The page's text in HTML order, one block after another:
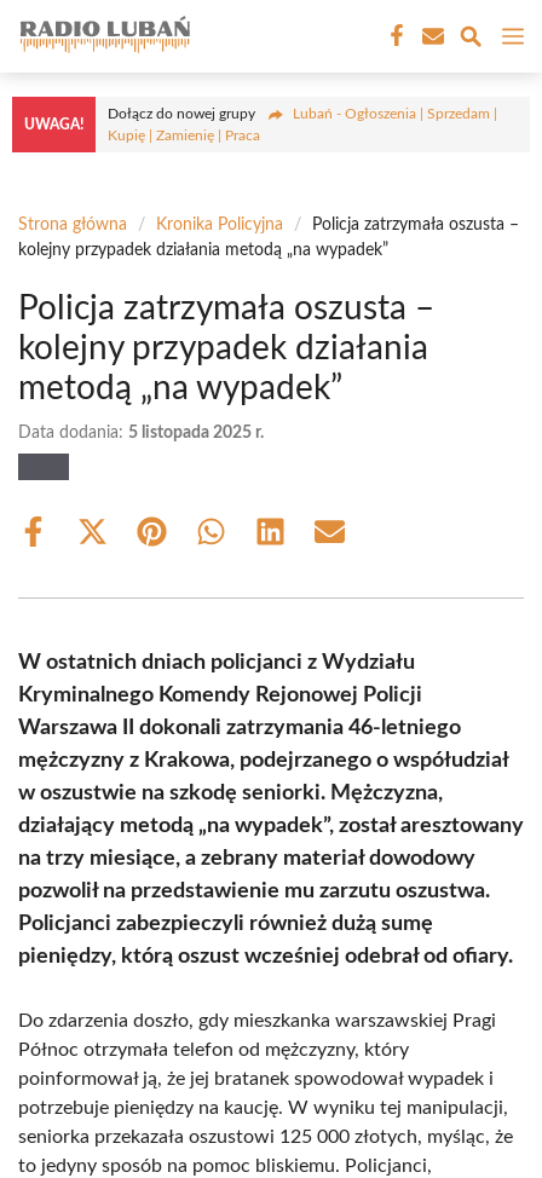
treści
UWAGA!
Dołącz do nowej grupy
Lubań - Ogłoszenia | Sprzedam |
Kupię | Zamienię | Praca
Strona główna / Kronika Policyjna /
Policja zatrzymała oszusta –
kolejny przypadek działania metodą „na wypadek”
Policja zatrzymała oszusta –
kolejny przypadek działania
metodą „na wypadek”
Data dodania: 5 listopada 2025 r.
Share
Share
(Twitter)
Share Share Share Share
W ostatnich dniach policjanci z Wydziału
Kryminalnego Komendy Rejonowej Policji
Warszawa II dokonali zatrzymania 46-letniego
mężczyzny z Krakowa, podejrzanego o współudział
w oszustwie na szkodę seniorki. Mężczyzna,
działający metodą „na wypadek”, został aresztowany
na trzy miesiące, a zebrany materiał dowodowy
pozwolił na przedstawienie mu zarzutu oszustwa.
Policjanci zabezpieczyli również dużą sumę
pieniędzy, którą oszust wcześniej odebrał od ofiary.
Do zdarzenia doszło, gdy mieszkanka warszawskiej Pragi
Północ otrzymała telefon od mężczyzny, który
poinformował ją, że jej bratanek spowodował wypadek i
potrzebuje pieniędzy na kaucję. W wyniku tej manipulacji,
seniorka przekazała oszustowi 125 000 złotych, myśląc, że
to jedyny sposób na pomoc bliskiemu. Policjanci,